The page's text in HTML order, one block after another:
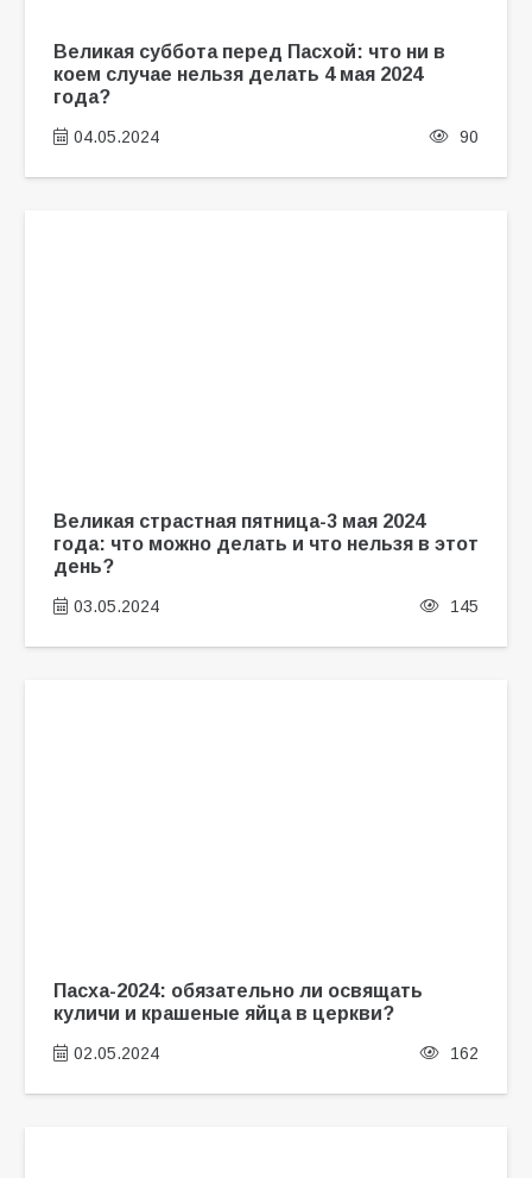
Великая суббота перед Пасхой: что ни в
коем случае нельзя делать 4 мая 2024
года?
04.05.2024 90
Великая страстная пятница-3 мая 2024
года: что можно делать и что нельзя в этот
день?
03.05.2024 145
Пасха-2024: обязательно ли освящать
куличи и крашеные яйца в церкви?
02.05.2024 162